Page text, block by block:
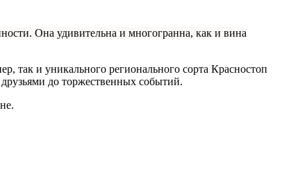
Она удивительна и многогранна, как и вина
так и уникального регионального сорта Красностоп
до торжественных событий.